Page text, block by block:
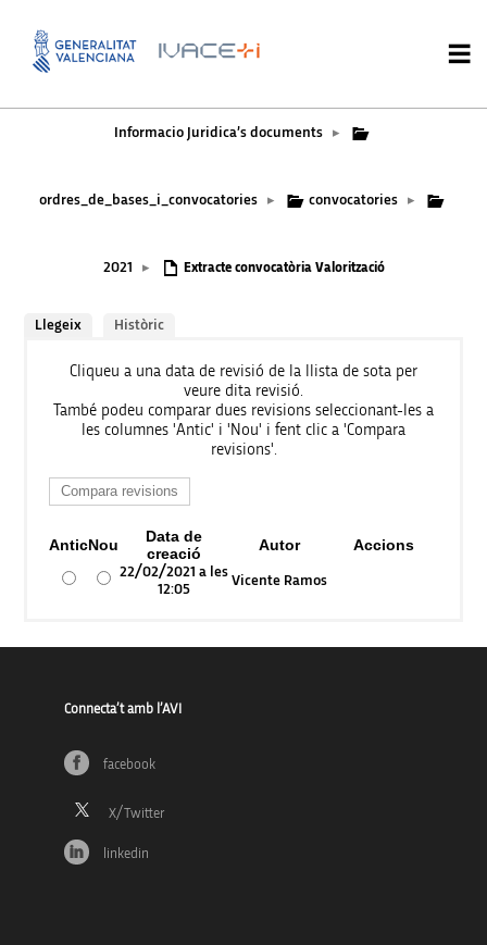
Informacio Juridica’s documents ▸
ordres_de_bases_i_convocatories ▸ convocatories ▸
2021 ▸ Extracte convocatòria Valorització
Llegeix Històric
Cliqueu a una data de revisió de la llista de sota per
veure dita revisió.
També podeu comparar dues revisions seleccionant-les a
les columnes 'Antic' i 'Nou' i fent clic a 'Compara
revisions'.
AnticNou
Data de
creació
Autor Accions
22/02/2021 a les
12:05
Vicente Ramos
Connecta’t amb l’AVI
facebook
linkedin